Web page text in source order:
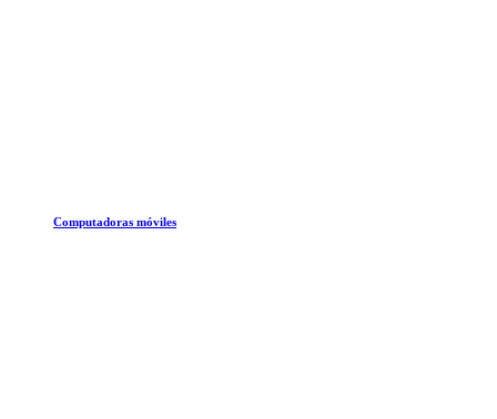
Computadoras móviles